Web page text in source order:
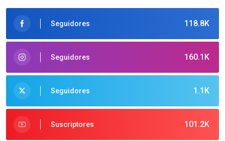
118.8K
Seguidores
160.1K
Seguidores
1.1K
Seguidores
101.2K
Suscriptores